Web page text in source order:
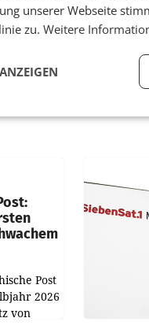
Post
2026
von
unserer Webseite
zu. Weitere